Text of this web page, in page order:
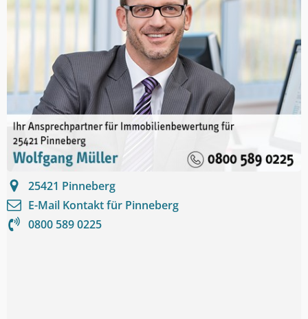
25421 Pinneberg
E-Mail Kontakt für Pinneberg
0800 589 0225